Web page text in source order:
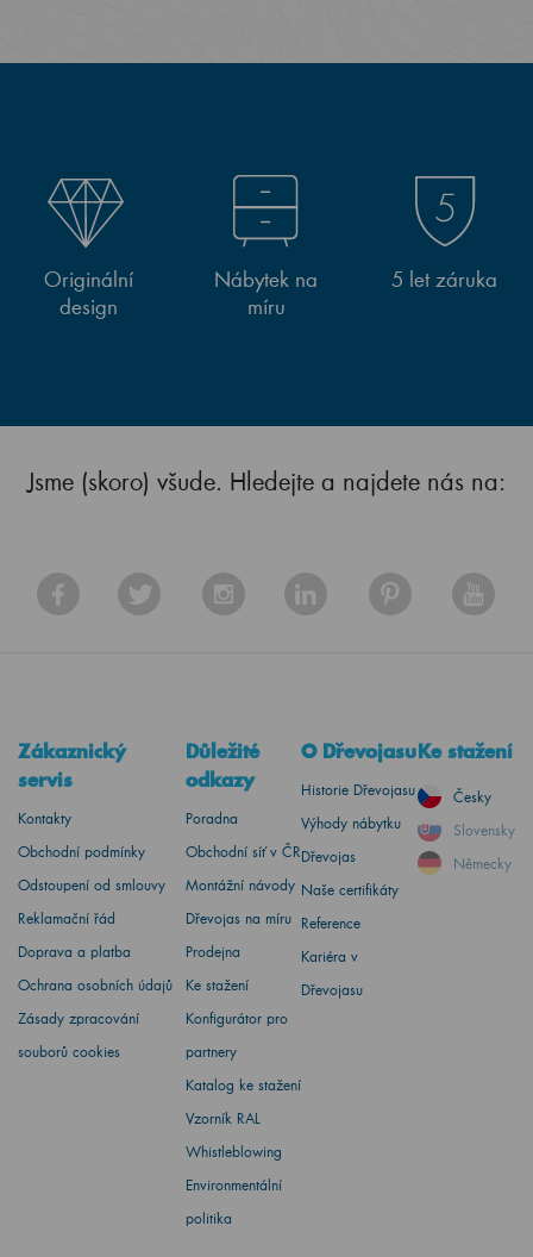
Originální
design
Nábytek na
míru
5 let záruka
Jsme (skoro) všude. Hledejte a najdete nás na:
Zákaznický
servis
Kontakty
Obchodní podmínky
Odstoupení od smlouvy
Reklamační řád
Doprava a platba
Ochrana osobních údajů
Zásady zpracování
souborů cookies
Důležité
odkazy
Poradna
Obchodní síť v ČR
Montážní návody
Dřevojas na míru
Prodejna
Ke stažení
Konfigurátor pro
partnery
Katalog ke stažení
Vzorník RAL
Whistleblowing
Environmentální
politika
O Dřevojasu
Historie Dřevojasu
Výhody nábytku
Dřevojas
Naše certifikáty
Reference
Kariéra v
Dřevojasu
Ke stažení
Česky
Slovensky
Německy